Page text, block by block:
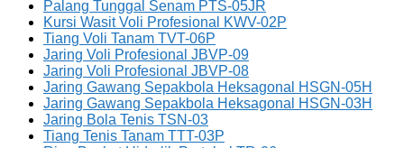
Palang Tunggal Senam PTS-05JR
Kursi Wasit Voli Profesional KWV-02P
Tiang Voli Tanam TVT-06P
Jaring Voli Profesional JBVP-09
Jaring Voli Profesional JBVP-08
Jaring Gawang Sepakbola Heksagonal HSGN-05H
Jaring Gawang Sepakbola Heksagonal HSGN-03H
Jaring Bola Tenis TSN-03
Tiang Tenis Tanam TTT-03P